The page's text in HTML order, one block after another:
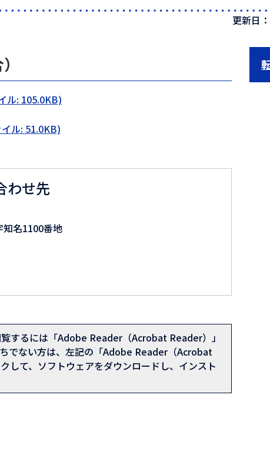
更新日
ル: 105.0KB)
ル: 51.0KB)
わせ先
知名1100番地
するには「Adobe Reader（Acrobat Reader）」
でない方は、左記の「Adobe Reader（Acrobat
して、ソフトウェアをダウンロードし、インスト